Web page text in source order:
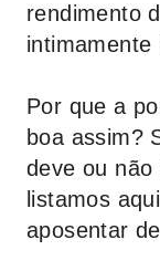
rendimento
intimamente
Por que a
boa assim?
deve ou não
listamos
aposentar